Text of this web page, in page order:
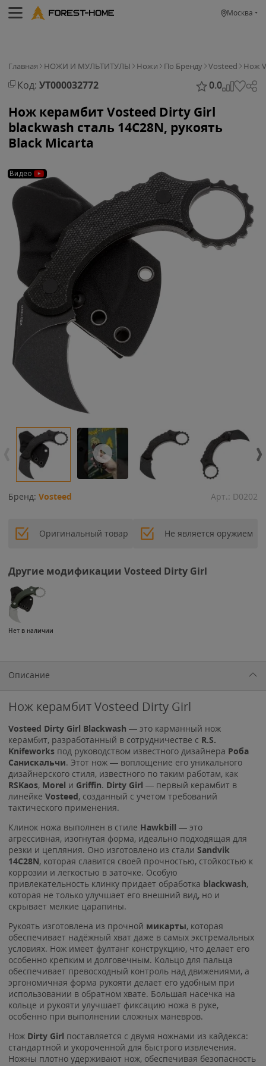
Москва
Главная НОЖИ И МУЛЬТИТУЛЫ Ножи По Бренду Vosteed Нож
Код: УТ000032772 0.0
Нож керамбит Vosteed Dirty Girl
blackwash сталь 14C28N, рукоять
Black Micarta
Видео
Бренд: Vosteed Арт.: D0202
Оригинальный товар Не является оружием
Другие модификации Vosteed Dirty Girl
Нет в наличии
Описание
Нож керамбит Vosteed Dirty Girl
Vosteed Dirty Girl Blackwash — это карманный нож
керамбит, разработанный в сотрудничестве с R.S.
Knifeworks под руководством известного дизайнера Роба
Санискальчи. Этот нож — воплощение его уникального
дизайнерского стиля, известного по таким работам, как
RSKaos, Morel и Griffin. Dirty Girl — первый керамбит в
линейке Vosteed, созданный с учетом требований
тактического применения.
Клинок ножа выполнен в стиле Hawkbill — это
агрессивная, изогнутая форма, идеально подходящая для
резки и цепляния. Оно изготовлено из стали Sandvik
14C28N, которая славится своей прочностью, стойкостью к
коррозии и легкостью в заточке. Особую
привлекательность клинку придает обработка blackwash,
которая не только улучшает его внешний вид, но и
скрывает мелкие царапины.
Рукоять изготовлена из прочной микарты, которая
обеспечивает надёжный хват даже в самых экстремальных
условиях. Нож имеет фултанг конструкцию, что делает его
особенно крепким и долговечным. Кольцо для пальца
обеспечивает превосходный контроль над движениями, а
эргономичная форма рукояти делает его удобным при
использовании в обратном хвате. Большая насечка на
кольце и рукояти улучшает фиксацию ножа в руке,
особенно при выполнении сложных маневров.
Нож Dirty Girl поставляется с двумя ножнами из кайдекса:
стандартной и укороченной для быстрого извлечения.
Ножны плотно удерживают нож, обеспечивая безопасность